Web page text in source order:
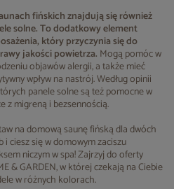
fińskich znajdują się również
solne. To dodatkowy element
który przyczynia się do
jakości powietrza. Mogą pomóc w
objawów alergii, a także mieć
wpływ na nastrój. Według opinii
panele solne są też pomocne w
z migreną i bezsennością.
na domową saunę fińską dla dwóch
i ciesz się w domowym zaciszu
niczym w spa! Zajrzyj do oferty
& GARDEN, w której czekają na Ciebie
w różnych kolorach.